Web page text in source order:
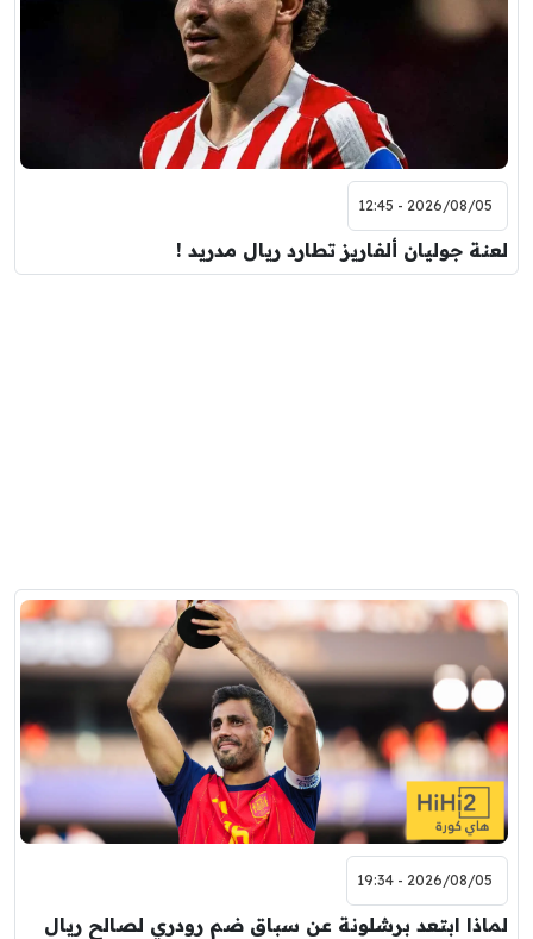
2026/08/05 - 12:45
لعنة جوليان ألفاريز تطارد ريال مدريد !
2026/08/05 - 19:34
لماذا ابتعد برشلونة عن سباق ضم رودري لصالح ريال